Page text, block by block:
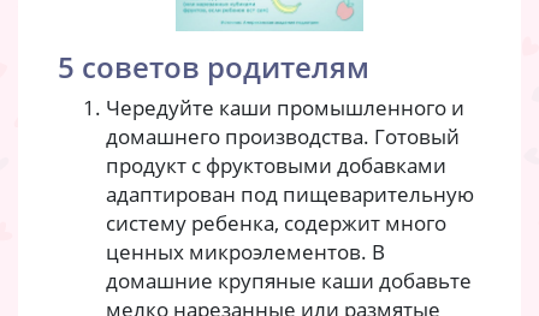
5 советов родителям
Чередуйте каши промышленного и
домашнего производства. Готовый
продукт с фруктовыми добавками
адаптирован под пищеварительную
систему ребенка, содержит много
ценных микроэлементов. В
домашние крупяные каши добавьте
мелко нарезанные или размятые